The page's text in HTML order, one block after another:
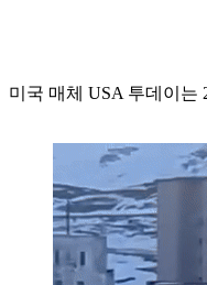
미국 매체 USA 투데이는